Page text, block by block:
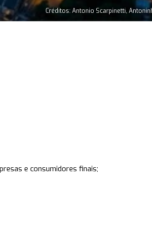
Créditos: Antonio Scarpinetti,
e consumidores finais;